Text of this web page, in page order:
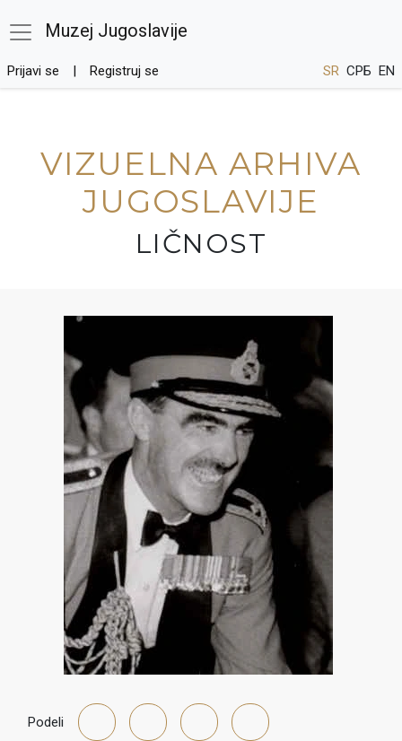
Muzej Jugoslavije
Prijavi se Registruj se SR СРБ EN
VIZUELNA ARHIVA
JUGOSLAVIJE
LIČNOST
Podeli